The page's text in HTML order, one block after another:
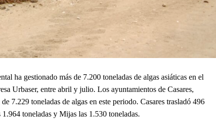
ha gestionado más de 7.200 toneladas de algas asiáticas en el
Urbaser, entre abril y julio. Los ayuntamientos de Casares,
7.229 toneladas de algas en este periodo. Casares trasladó 496
toneladas y Mijas las 1.530 toneladas.